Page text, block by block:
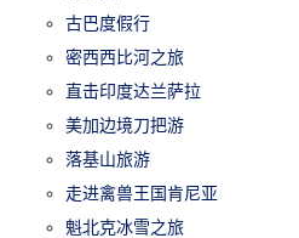
古巴度假行
密西西比河之旅
直击印度达兰萨拉
美加边境刀把游
落基山旅游
走进禽兽王国肯尼亚
魁北克冰雪之旅